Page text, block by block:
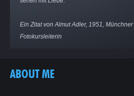
Ein Zitat von Almut Adler, 1951, Münchner
Fotokursleiterin
ABOUT ME